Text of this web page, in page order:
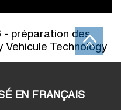
- préparation des
Technology
EN FRANÇAIS